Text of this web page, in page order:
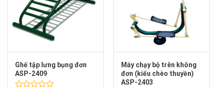
Ghế tập lưng bụng đơn
ASP-2409
Máy chạy bộ trên không
đơn (kiểu chèo thuyền)
ASP-2403